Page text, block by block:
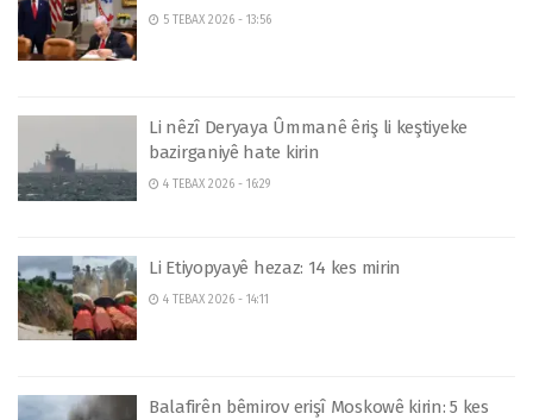
5 TEBAX 2026 - 13:56
Li nêzî Deryaya Ûmmanê êriş li keştiyeke
bazirganiyê hate kirin
4 TEBAX 2026 - 16:29
Li Etiyopyayê hezaz: 14 kes mirin
4 TEBAX 2026 - 14:11
Balafirên bêmirov erişî Moskowê kirin: 5 kes